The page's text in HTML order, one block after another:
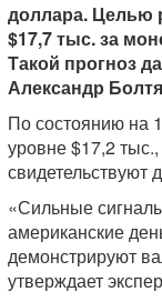
доллара. Целью
$17,7 тыс. за
Такой прогноз
Александр
По состоянию на
уровне $17,2 тыс.,
свидетельствуют
«Сильные
американские
демонстрируют
утверждает